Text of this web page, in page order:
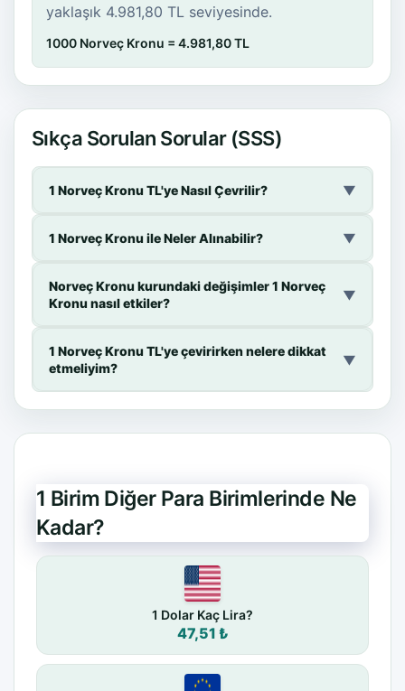
yaklaşık 4.981,80 TL seviyesinde.
1000 Norveç Kronu = 4.981,80 TL
Sıkça Sorulan Sorular (SSS)
1 Norveç Kronu TL'ye Nasıl Çevrilir? ▼
1 Norveç Kronu ile Neler Alınabilir? ▼
Norveç Kronu kurundaki değişimler 1 Norveç
Kronu nasıl etkiler?
▼
1 Norveç Kronu TL'ye çevirirken nelere dikkat
etmeliyim?
▼
1 Birim Diğer Para Birimlerinde Ne
Kadar?
1 Dolar Kaç Lira?
47,51 ₺